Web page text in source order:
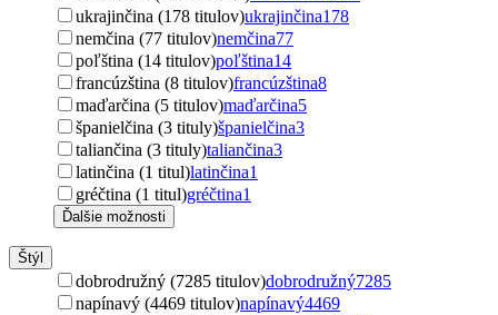
ukrajinčina (178 titulov)ukrajinčina178
nemčina (77 titulov)nemčina77
poľština (14 titulov)poľština14
francúzština (8 titulov)francúzština8
maďarčina (5 titulov)maďarčina5
španielčina (3 tituly)španielčina3
taliančina (3 tituly)taliančina3
latinčina (1 titul)latinčina1
gréčtina (1 titul)gréčtina1
Ďalšie možnosti
Štýl
dobrodružný (7285 titulov)dobrodružný7285
napínavý (4469 titulov)napínavý4469